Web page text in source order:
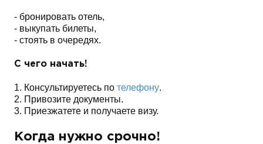
- бронировать отель,
- выкупать билеты,
- стоять в очередях.
С чего начать!
1. Консультируетесь по телефону.
2. Привозите документы.
3. Приезжатете и получаете визу.
Когда нужно срочно!